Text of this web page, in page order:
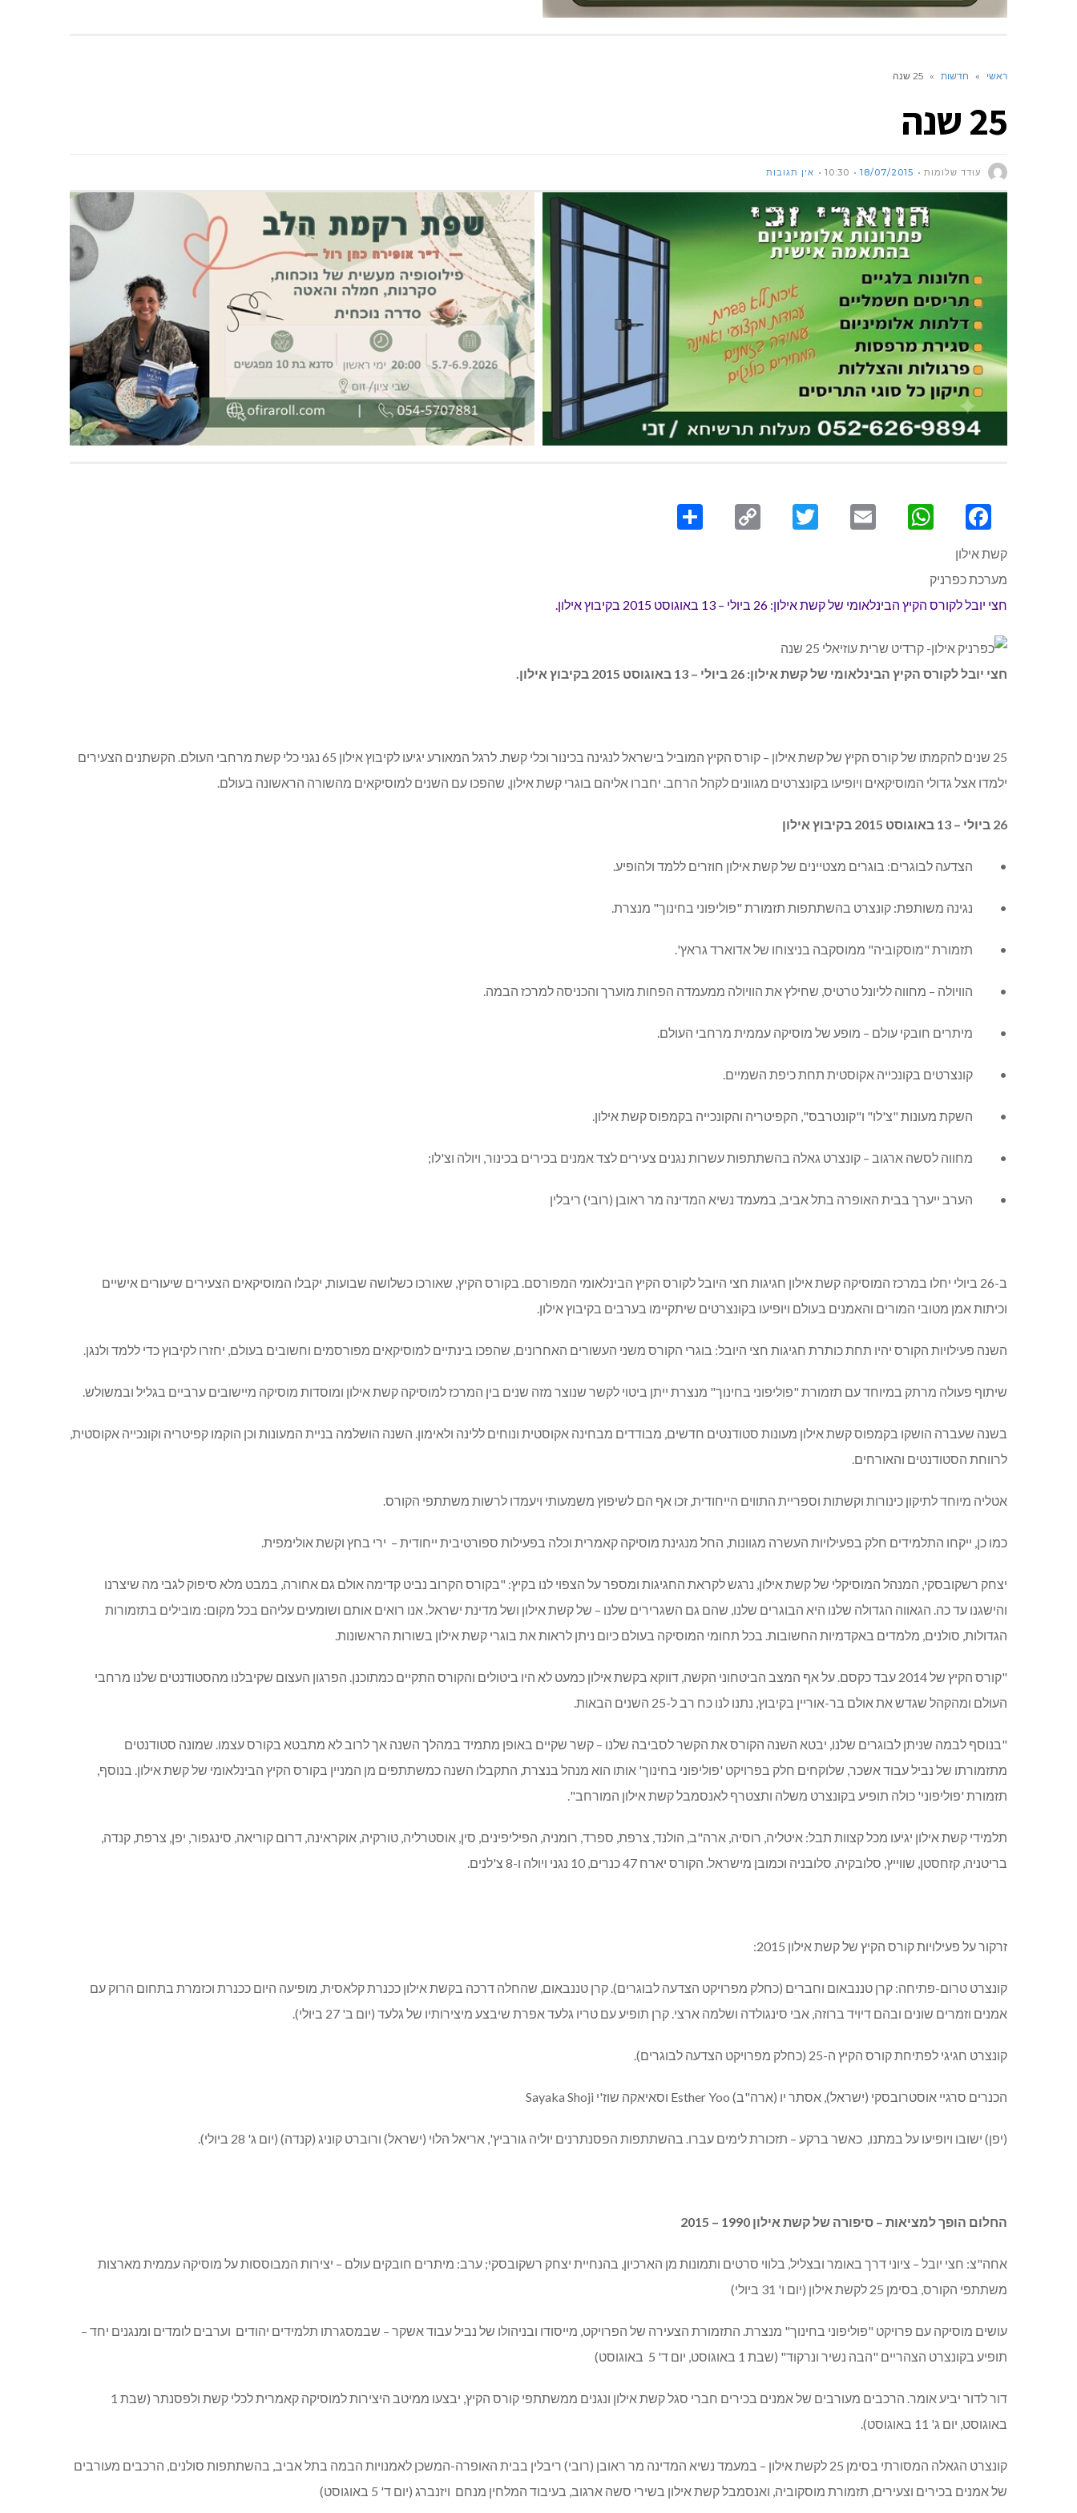
ראשי » חדשות » 25 שנה
25 שנה
עודד שלומות 18/07/2015
10:30 אין תגובות
Facebook
WhatsApp
Email
Twitter
Copy
קשת אילון
מערכת כפרניק
חצי יובל לקורס הקיץ הבינלאומי של קשת אילון: 26 ביולי – 13 באוגוסט 2015 בקיבוץ אילון.
חצי יובל לקורס הקיץ הבינלאומי של קשת אילון: 26 ביולי – 13 באוגוסט 2015 בקיבוץ אילון.
25 שנים להקמתו של קורס הקיץ של קשת אילון – קורס הקיץ המוביל בישראל לנגינה בכינור וכלי קשת. לרגל המאורע יגיעו לקיבוץ אילון 65 נגני כלי קשת מרחבי העולם. הקשתנים הצעירים
ילמדו אצל גדולי המוסיקאים ויופיעו בקונצרטים מגוונים לקהל הרחב. יחברו אליהם בוגרי קשת אילון, שהפכו עם השנים למוסיקאים מהשורה הראשונה בעולם.
26 ביולי – 13 באוגוסט 2015 בקיבוץ אילון
• הצדעה לבוגרים: בוגרים מצטיינים של קשת אילון חוזרים ללמד ולהופיע.
• נגינה משותפת: קונצרט בהשתתפות תזמורת "פוליפוני בחינוך" מנצרת.
• תזמורת "מוסקוביה" ממוסקבה בניצוחו של אדוארד גראץ'.
• הוויולה – מחווה לליונל טרטיס, שחילץ את הוויולה ממעמדה הפחות מוערך והכניסה למרכז הבמה.
• מיתרים חובקי עולם – מופע של מוסיקה עממית מרחבי העולם.
• קונצרטים בקונכייה אקוסטית תחת כיפת השמיים.
• השקת מעונות "צ'לו" ו"קונטרבס", הקפיטריה והקונכייה בקמפוס קשת אילון.
• מחווה לסשה ארגוב – קונצרט גאלה בהשתתפות עשרות נגנים צעירים לצד אמנים בכירים בכינור, ויולה וצ'לו;
• הערב ייערך בבית האופרה בתל אביב, במעמד נשיא המדינה מר ראובן (רובי) ריבלין
ב-26 ביולי יחלו במרכז המוסיקה קשת אילון חגיגות חצי היובל לקורס הקיץ הבינלאומי המפורסם. בקורס הקיץ, שאורכו כשלושה שבועות, יקבלו המוסיקאים הצעירים שיעורים אישיים
וכיתות אמן מטובי המורים והאמנים בעולם ויופיעו בקונצרטים שיתקיימו בערבים בקיבוץ אילון.
השנה פעילויות הקורס יהיו תחת כותרת חגיגות חצי היובל: בוגרי הקורס משני העשורים האחרונים, שהפכו בינתיים למוסיקאים מפורסמים וחשובים בעולם, יחזרו לקיבוץ כדי ללמד ולנגן.
שיתוף פעולה מרתק במיוחד עם תזמורת "פוליפוני בחינוך" מנצרת ייתן ביטוי לקשר שנוצר מזה שנים בין המרכז למוסיקה קשת אילון ומוסדות מוסיקה מיישובים ערביים בגליל ובמשולש.
בשנה שעברה הושקו בקמפוס קשת אילון מעונות סטודנטים חדשים, מבודדים מבחינה אקוסטית ונוחים ללינה ולאימון. השנה הושלמה בניית המעונות וכן הוקמו קפיטריה וקונכייה אקוסטית,
לרווחת הסטודנטים והאורחים.
אטליה מיוחד לתיקון כינורות וקשתות וספריית התווים הייחודית, זכו אף הם לשיפוץ משמעותי ויעמדו לרשות משתתפי הקורס.
כמו כן, ייקחו התלמידים חלק בפעילויות העשרה מגוונות, החל מנגינת מוסיקה קאמרית וכלה בפעילות ספורטיבית ייחודית – ירי בחץ וקשת אולימפית.
יצחק רשקובסקי, המנהל המוסיקלי של קשת אילון, נרגש לקראת החגיגות ומספר על הצפוי לנו בקיץ: "בקורס הקרוב נביט קדימה אולם גם אחורה, במבט מלא סיפוק לגבי מה שיצרנו
והישגנו עד כה. הגאווה הגדולה שלנו היא הבוגרים שלנו, שהם גם השגרירים שלנו – של קשת אילון ושל מדינת ישראל. אנו רואים אותם ושומעים עליהם בכל מקום: מובילים בתזמורות
הגדולות, סולנים, מלמדים באקדמיות החשובות. בכל תחומי המוסיקה בעולם כיום ניתן לראות את בוגרי קשת אילון בשורות הראשונות.
"קורס הקיץ של 2014 עבד כקסם. על אף המצב הביטחוני הקשה, דווקא בקשת אילון כמעט לא היו ביטולים והקורס התקיים כמתוכנן. הפרגון העצום שקיבלנו מהסטודנטים שלנו מרחבי
העולם ומהקהל שגדש את אולם בר-אוריין בקיבוץ, נתנו לנו כח רב ל-25 השנים הבאות.
"בנוסף לבמה שניתן לבוגרים שלנו, יבטא השנה הקורס את הקשר לסביבה שלנו – קשר שקיים באופן מתמיד במהלך השנה אך לרוב לא מתבטא בקורס עצמו. שמונה סטודנטים
מתזמורתו של נביל עבוד אשכר, שלוקחים חלק בפרויקט 'פוליפוני בחינוך' אותו הוא מנהל בנצרת, התקבלו השנה כמשתתפים מן המניין בקורס הקיץ הבינלאומי של קשת אילון. בנוסף,
תזמורת 'פוליפוני' כולה תופיע בקונצרט משלה ותצטרף לאנסמבל קשת אילון המורחב".
תלמידי קשת אילון יגיעו מכל קצוות תבל: איטליה, רוסיה, ארה"ב, הולנד, צרפת, ספרד, רומניה, הפיליפינים, סין, אוסטרליה, טורקיה, אוקראינה, דרום קוריאה, סינגפור, יפן, צרפת, קנדה,
בריטניה, קזחסטן, שווייץ, סלובקיה, סלובניה וכמובן מישראל. הקורס יארח 47 כנרים, 10 נגני ויולה ו-8 צ'לנים.
זרקור על פעילויות קורס הקיץ של קשת אילון 2015:
קונצרט טרום-פתיחה: קרן טננבאום וחברים (כחלק מפרויקט הצדעה לבוגרים). קרן טננבאום, שהחלה דרכה בקשת אילון ככנרת קלאסית, מופיעה היום ככנרת וכזמרת בתחום הרוק עם
אמנים וזמרים שונים ובהם דיויד ברוזה, אבי סינגולדה ושלמה ארצי. קרן תופיע עם טריו גלעד אפרת שיבצע מיצירותיו של גלעד (יום ב' 27 ביולי).
קונצרט חגיגי לפתיחת קורס הקיץ ה-25 (כחלק מפרויקט הצדעה לבוגרים).
הכנרים סרגיי אוסטרובסקי (ישראל), אסתר יו (ארה"ב) Esther Yoo וסאיאקה שוז'י Sayaka Shoji
(יפן) ישובו ויופיעו על במתנו, כאשר ברקע – תזכורת לימים עברו. בהשתתפות הפסנתרנים יוליה גורביץ', אריאל הלוי (ישראל) ורוברט קוניג (קנדה) (יום ג' 28 ביולי).
החלום הופך למציאות – סיפורה של קשת אילון 1990 – 2015
אחה"צ: חצי יובל – ציוני דרך באומר ובצליל, בלווי סרטים ותמונות מן הארכיון, בהנחיית יצחק רשקובסקי; ערב: מיתרים חובקים עולם – יצירות המבוססות על מוסיקה עממית מארצות
משתתפי הקורס, בסימן 25 לקשת אילון (יום ו' 31 ביולי)
עושים מוסיקה עם פרויקט "פוליפוני בחינוך" מנצרת. התזמורת הצעירה של הפרויקט, מייסודו ובניהולו של נביל עבוד אשקר – שבמסגרתו תלמידים יהודים וערבים לומדים ומנגנים יחד –
תופיע בקונצרט הצהריים "הבה נשיר ונרקוד" (שבת 1 באוגוסט, יום ד' 5 באוגוסט)
דור לדור יביע אומר. הרכבים מעורבים של אמנים בכירים חברי סגל קשת אילון ונגנים ממשתתפי קורס הקיץ, יבצעו ממיטב היצירות למוסיקה קאמרית לכלי קשת ולפסנתר (שבת 1
באוגוסט, יום ג' 11 באוגוסט).
קונצרט הגאלה המסורתי בסימן 25 לקשת אילון – במעמד נשיא המדינה מר ראובן (רובי) ריבלין בבית האופרה-המשכן לאמנויות הבמה בתל אביב, בהשתתפות סולנים, הרכבים מעורבים
של אמנים בכירים וצעירים, תזמורת מוסקוביה, ואנסמבל קשת אילון בשירי סשה ארגוב, בעיבוד המלחין מנחם ויזנברג (יום ד' 5 באוגוסט)